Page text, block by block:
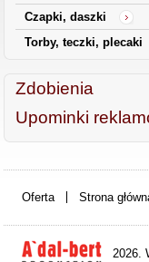
Czapki, daszki
Torby, teczki, plecaki
Zdobienia
Upominki
Oferta Strona
2026.